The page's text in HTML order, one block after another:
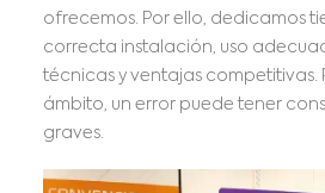
ofrecemos. Por ello, dedicamos
correcta instalación, uso
técnicas y ventajas competitivas.
ámbito, un error puede tener
graves.